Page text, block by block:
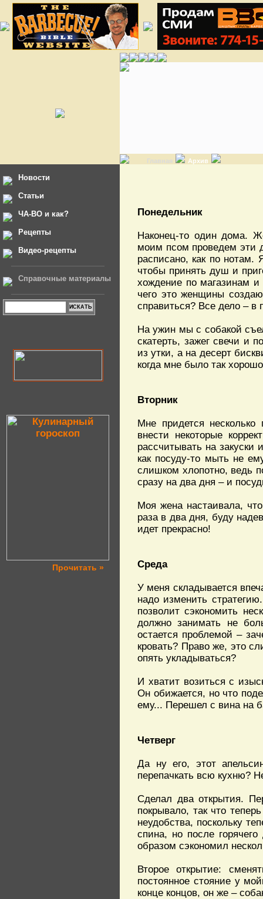
Главная Архив
Новости
Статьи
ЧА-ВО и как?
Рецепты
Видео-рецепты
Справочные материалы
Прочитать »
Понедельник
Наконец-то один дома.
моим псом проведем эти
расписано, как по нотам.
чтобы принять душ и
хождение по магазинам
чего это женщины
справиться? Все дело – в
На ужин мы с собакой
скатерть, зажег свечи и
из утки, а на десерт
когда мне было так
Вторник
Мне придется
внести некоторые
рассчитывать на
как посуду-то мыть не
слишком хлопотно, ведь
сразу на два дня – и
Моя жена настаивала,
раза в два дня, буду
идет прекрасно!
Среда
У меня складывается
надо изменить
позволит сэкономить
должно занимать не
остается проблемой –
кровать? Право же, это
опять укладываться?
И хватит возиться с
Он обижается, но что
ему... Перешел с вина на
Четверг
Да ну его, этот
перепачкать всю кухню?
Сделал два открытия.
покрывало, так что
неудобства, поскольку
спина, но после
образом сэкономил
Второе открытие:
постоянное стояние у
конце концов, он же –